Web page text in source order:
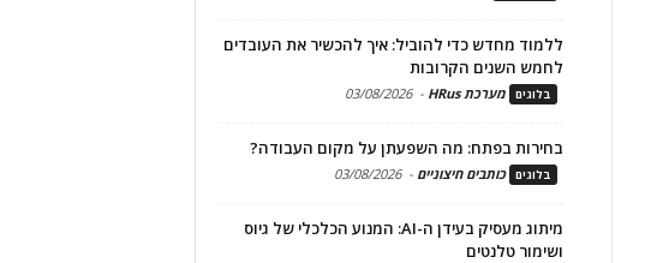
ללמוד מחדש כדי להוביל: איך להכשיר את העובדים
לחמש השנים הקרובות
בלוגים מערכת HRus -
03/08/2026
בחירות בפתח: מה השפעתן על מקום העבודה?
בלוגים כותבים חיצוניים -
03/08/2026
מיתוג מעסיק בעידן ה-AI: המנוע הכלכלי של גיוס
ושימור טלנטים